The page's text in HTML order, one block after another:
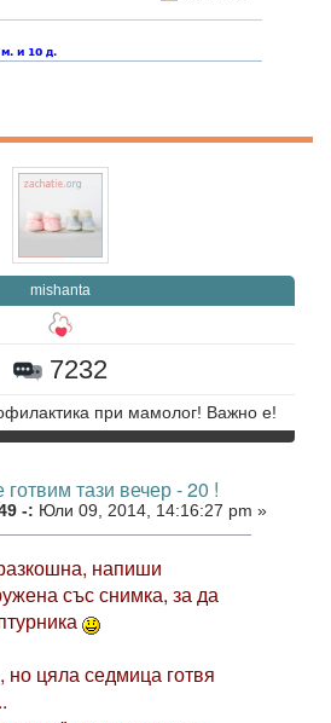
mishanta
7232
при мамолог! Важно е!
тази вечер - 20 !
-: Юли 09, 2014, 14:16:27 pm »
напиши
със снимка, за да
но цяла седмица готвя